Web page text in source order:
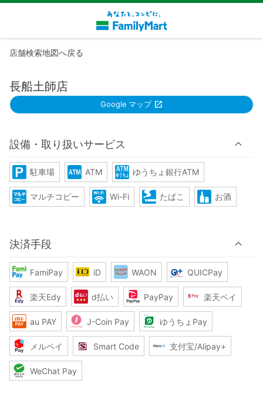
店舗検索地図へ戻る
長船土師店
Google マップ
設備・取り扱いサービス
駐車場 ATM ゆうちょ銀行ATM
マルチコピー Wi-Fi たばこ お酒
決済手段
FamiPay iD WAON QUICPay
楽天Edy d払い PayPay 楽天ペイ
au PAY J-Coin Pay ゆうちょPay
メルペイ Smart Code 支付宝/Alipay+
WeChat Pay